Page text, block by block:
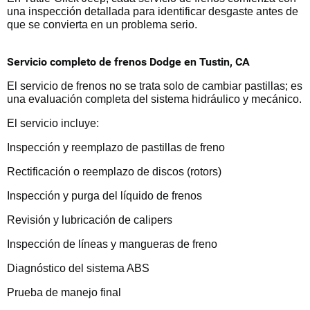
una inspección detallada para identificar desgaste antes de
que se convierta en un problema serio.
Servicio completo de frenos Dodge en Tustin, CA
El servicio de frenos no se trata solo de cambiar pastillas; es
una evaluación completa del sistema hidráulico y mecánico.
El servicio incluye:
Inspección y reemplazo de pastillas de freno
Rectificación o reemplazo de discos (rotors)
Inspección y purga del líquido de frenos
Revisión y lubricación de calipers
Inspección de líneas y mangueras de freno
Diagnóstico del sistema ABS
Prueba de manejo final